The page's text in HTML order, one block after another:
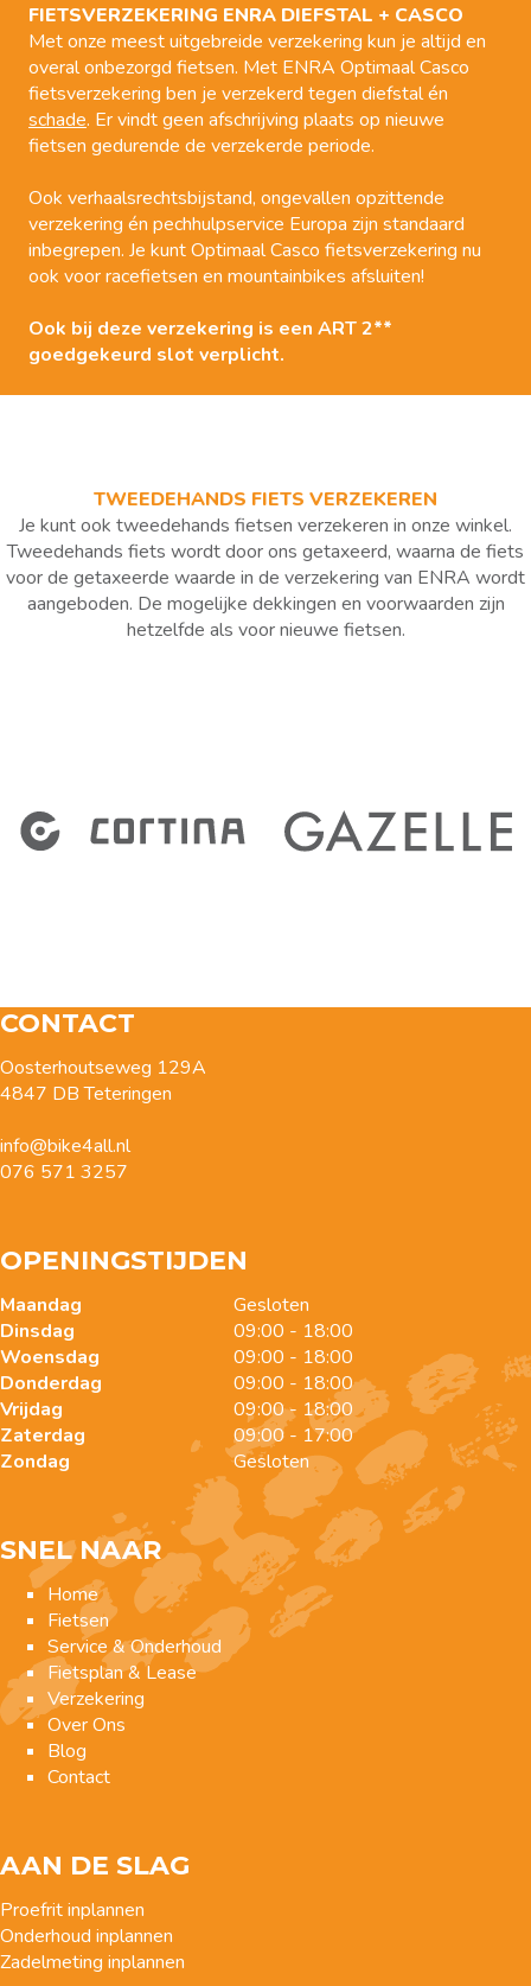
FIETS​VERZEKERING ENRA DIEFSTAL + CASCO
Met onze meest uitgebreide verzekering kun je altijd en
overal onbezorgd fietsen. Met ENRA Optimaal Casco
fietsverzekering ben je verzekerd tegen diefstal én
schade. Er vindt geen afschrijving plaats op nieuwe
fietsen gedurende de verzekerde periode.
Ook verhaalsrechtsbijstand, ongevallen opzittende
verzekering én pechhulpservice Europa zijn standaard
inbegrepen. Je kunt Optimaal Casco fietsverzekering nu
ook voor racefietsen en mountainbikes afsluiten!
Ook bij deze verzekering is een ART 2**
goedgekeurd slot verplicht.
TWEEDEHANDS FIETS VERZEKEREN
Je kunt ook tweedehands fietsen verzekeren in onze winkel.
Tweedehands fiets wordt door ons getaxeerd, waarna de fiets
voor de getaxeerde waarde in de verzekering van ENRA wordt
aangeboden. De mogelijke dekkingen en voorwaarden zijn
hetzelfde als voor nieuwe fietsen.
CONTACT
Oosterhoutseweg 129A
4847 DB Teteringen
info@bike4all.nl
076 571 3257
OPENINGSTIJDEN
Maandag
Dinsdag
Woensdag
Donderdag
Vrijdag
Zaterdag
Zondag
Gesloten
09:00 - 18:00
09:00 - 18:00
09:00 - 18:00
09:00 - 18:00
09:00 - 17:00
Gesloten
SNEL NAAR
Home
Fietsen
Service & Onderhoud
Fietsplan & Lease
Verzekering
Over Ons
Blog
Contact
AAN DE SLAG
Proefrit inplannen
Onderhoud inplannen
Zadelmeting inplannen